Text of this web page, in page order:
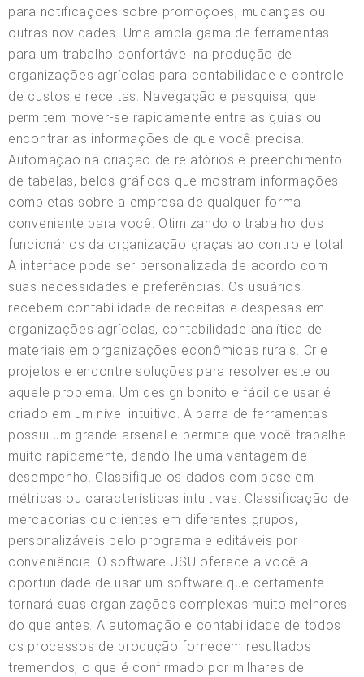
para notificações sobre promoções, mudanças ou
outras novidades. Uma ampla gama de ferramentas
para um trabalho confortável na produção de
organizações agrícolas para contabilidade e controle
de custos e receitas. Navegação e pesquisa, que
permitem mover-se rapidamente entre as guias ou
encontrar as informações de que você precisa.
Automação na criação de relatórios e preenchimento
de tabelas, belos gráficos que mostram informações
completas sobre a empresa de qualquer forma
conveniente para você. Otimizando o trabalho dos
funcionários da organização graças ao controle total.
A interface pode ser personalizada de acordo com
suas necessidades e preferências. Os usuários
recebem contabilidade de receitas e despesas em
organizações agrícolas, contabilidade analítica de
materiais em organizações econômicas rurais. Crie
projetos e encontre soluções para resolver este ou
aquele problema. Um design bonito e fácil de usar é
criado em um nível intuitivo. A barra de ferramentas
possui um grande arsenal e permite que você trabalhe
muito rapidamente, dando-lhe uma vantagem de
desempenho. Classifique os dados com base em
métricas ou características intuitivas. Classificação de
mercadorias ou clientes em diferentes grupos,
personalizáveis pelo programa e editáveis por
conveniência. O software USU oferece a você a
oportunidade de usar um software que certamente
tornará suas organizações complexas muito melhores
do que antes. A automação e contabilidade de todos
os processos de produção fornecem resultados
tremendos, o que é confirmado por milhares de